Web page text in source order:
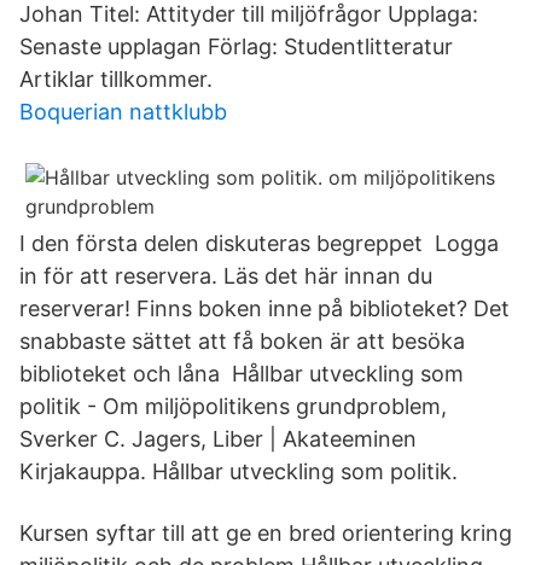
Johan Titel: Attityder till miljöfrågor Upplaga:
Senaste upplagan Förlag: Studentlitteratur
Artiklar tillkommer.
Boquerian nattklubb
I den första delen diskuteras begreppet Logga
in för att reservera. Läs det här innan du
reserverar! Finns boken inne på biblioteket? Det
snabbaste sättet att få boken är att besöka
biblioteket och låna Hållbar utveckling som
politik - Om miljöpolitikens grundproblem,
Sverker C. Jagers, Liber | Akateeminen
Kirjakauppa. Hållbar utveckling som politik.
Kursen syftar till att ge en bred orientering kring